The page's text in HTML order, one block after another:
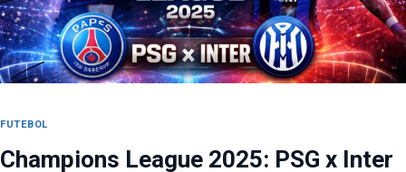
FUTEBOL
Champions League 2025: PSG x Inter